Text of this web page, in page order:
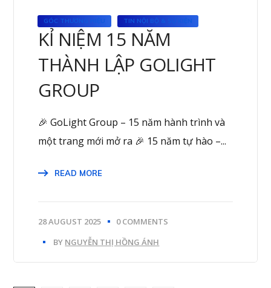
GÓC THƯƠNG HIỆU TIN NỘI BỘ & SỰ KIỆN
KỈ NIỆM 15 NĂM
THÀNH LẬP GOLIGHT
GROUP
🎉 GoLight Group – 15 năm hành trình và
một trang mới mở ra 🎉 15 năm tự hào –...
READ MORE
28 AUGUST 2025
0 COMMENTS
BY NGUYỄN THỊ HỒNG ÁNH